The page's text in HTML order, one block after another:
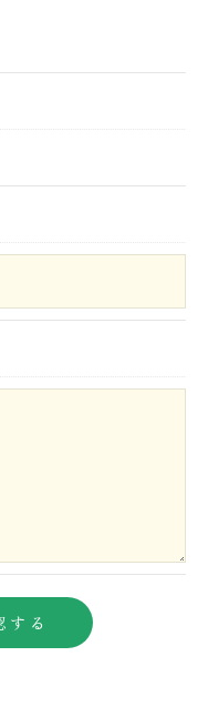
生じる結果＞
れに対応した当社
用停止の手続につ
示･訂正･削除・利
応させて頂きま
停止の具体的手続